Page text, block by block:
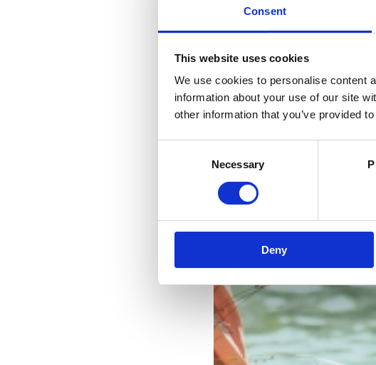
Consent
This website uses cookies
We use cookies to personalise content
information about your use of our site
other information that you’ve provided
Necessary
Deny